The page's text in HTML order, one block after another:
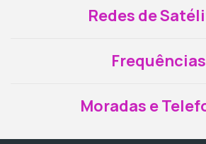
Redes de
Frequências
Moradas e